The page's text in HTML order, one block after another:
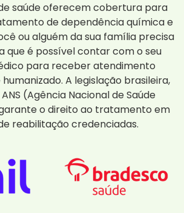
saúde oferecem cobertura para
de dependência química e
ou alguém da sua família precisa
que é possível contar com o seu
para receber atendimento
A legislação brasileira,
(Agência Nacional de Saúde
o direito ao tratamento em
reabilitação credenciadas.